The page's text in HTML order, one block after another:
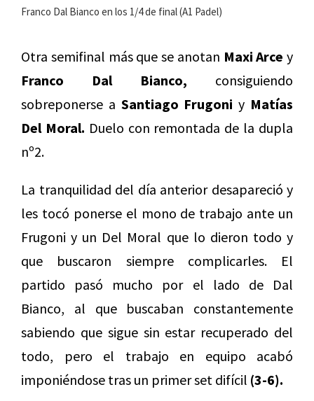
Franco Dal Bianco en los 1/4 de final (A1 Padel)
Otra semifinal más que se anotan Maxi Arce y
Franco Dal Bianco, consiguiendo
sobreponerse a Santiago Frugoni y Matías
Del Moral. Duelo con remontada de la dupla
nº2.
La tranquilidad del día anterior desapareció y
les tocó ponerse el mono de trabajo ante un
Frugoni y un Del Moral que lo dieron todo y
que buscaron siempre complicarles. El
partido pasó mucho por el lado de Dal
Bianco, al que buscaban constantemente
sabiendo que sigue sin estar recuperado del
todo, pero el trabajo en equipo acabó
imponiéndose tras un primer set difícil (3-6).